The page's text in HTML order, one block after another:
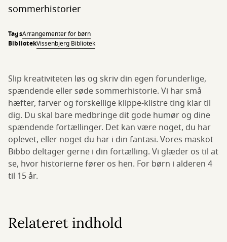
sommerhistorier
TagsArrangementer for børn
BibliotekVissenbjerg Bibliotek
Slip kreativiteten løs og skriv din egen forunderlige,
spændende eller søde sommerhistorie. Vi har små
hæfter, farver og forskellige klippe-klistre ting klar til
dig. Du skal bare medbringe dit gode humør og dine
spændende fortællinger. Det kan være noget, du har
oplevet, eller noget du har i din fantasi. Vores maskot
Bibbo deltager gerne i din fortælling. Vi glæder os til at
se, hvor historierne fører os hen. For børn i alderen 4
til 15 år.
Relateret indhold